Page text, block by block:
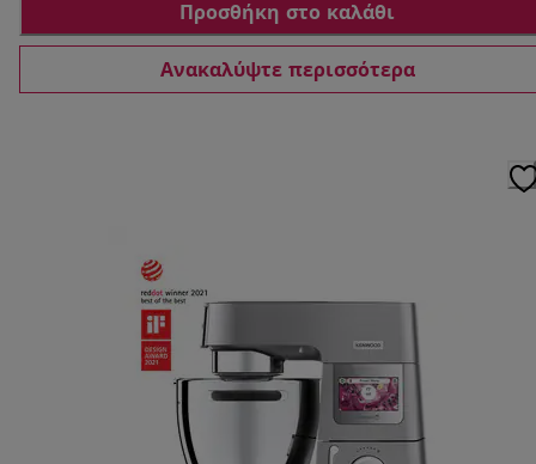
Προσθήκη στο καλάθι
Ανακαλύψτε περισσότερα